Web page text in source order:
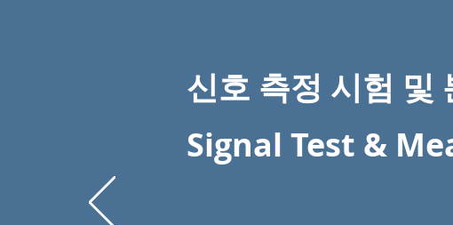
신호 측정 시험 및
Signal Test &